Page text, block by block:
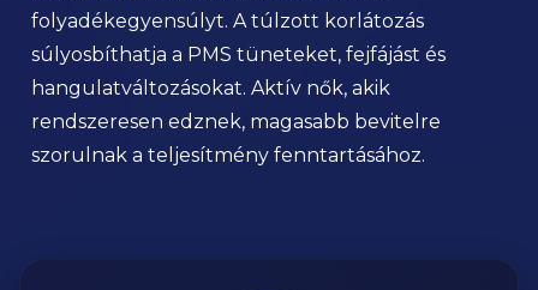
folyadékegyensúlyt. A túlzott korlátozás
súlyosbíthatja a PMS tüneteket, fejfájást és
hangulatváltozásokat. Aktív nők, akik
rendszeresen edznek, magasabb bevitelre
szorulnak a teljesítmény fenntartásához.